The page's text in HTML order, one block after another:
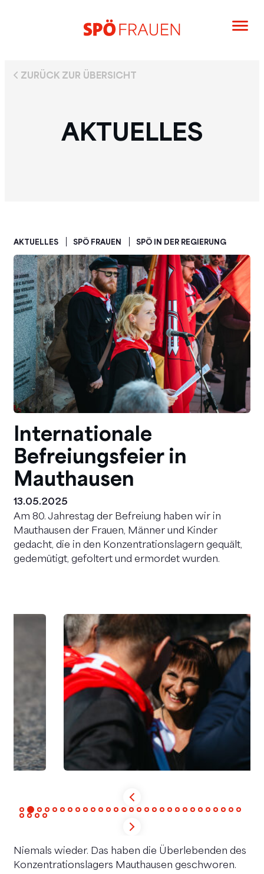
ZURÜCK ZUR ÜBERSICHT
AKTUELLES
AKTUELLES SPÖ FRAUEN SPÖ IN DER REGIERUNG
Internationale
Befreiungsfeier in
Mauthausen
13.05.2025
Am 80. Jahrestag der Befreiung haben wir in
Mauthausen der Frauen, Männer und Kinder
gedacht, die in den Konzentrationslagern gequält,
gedemütigt, gefoltert und ermordet wurden.
Niemals wieder. Das haben die Überlebenden des
Konzentrationslagers Mauthausen geschworen.